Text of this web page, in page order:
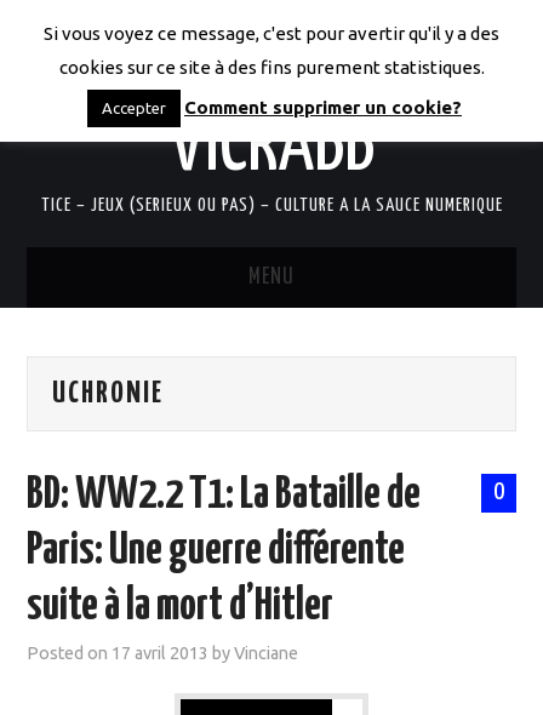
LES CODICES DE
VICRABB
TICE – JEUX (SERIEUX OU PAS) – CULTURE A LA SAUCE NUMERIQUE
MENU
QUI SUIS-JE?
MOOC SUIVIS
EVÉNEMENTS
UCHRONIE
0
BD: WW2.2 T1: La Bataille de
Paris: Une guerre différente
suite à la mort d’Hitler
Posted on 17 avril 2013 byVinciane
Si vous voyez ce message, c'est pour avertir qu'il y a des
cookies sur ce site à des fins purement statistiques.
Accepter Comment supprimer un cookie?